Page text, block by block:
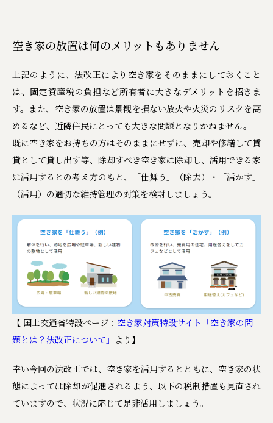
空き家の放置は何のメリットもありません
上記のように、法改正により空き家をそのままにしておくこと
は、固定資産税の負担など所有者に大きなデメリットを招きま
す。また、空き家の放置は景観を損ない放火や火災のリスクを高
めるなど、近隣住民にとっても大きな問題となりかねません。
既に空き家をお持ちの方はそのままにせずに、売却や修繕して賃
貸として貸し出す等、除却すべき空き家は除却し、活用できる家
は活用するとの考え方のもと、「仕舞う」（除去）・「活かす」
（活用）の適切な維持管理の対策を検討しましょう。
【 国土交通省特設ページ： 空き家対策特設サイト「空き家の問
題とは？法改正について」 より】
幸い今回の法改正では、空き家を活用するとともに、空き家の状
態によっては除却が促進されるよう、以下の税制措置も見直され
ていますので、状況に応じて是非活用しましょう。